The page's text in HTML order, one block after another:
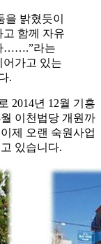
밝혔듯이
고 함께 자유
…….”라는
어가고 있는
.
2014년 12월 기흥
이천법당 개원까
제 오랜 숙원사업
있습니다.